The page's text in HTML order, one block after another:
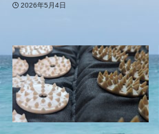
2026年5月4日